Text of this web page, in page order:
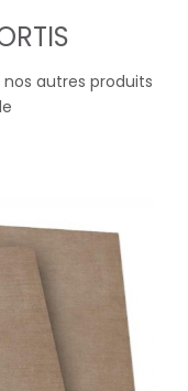
autres produits